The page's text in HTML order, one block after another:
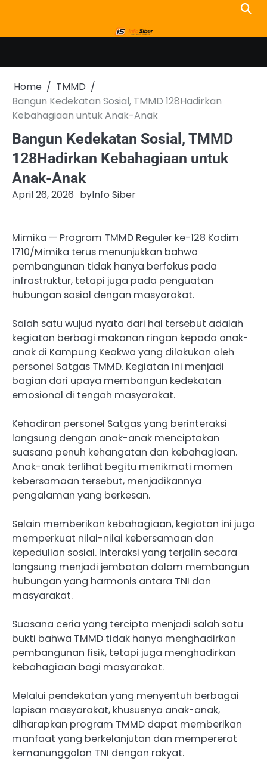
content
Home
TMMD
Bangun Kedekatan Sosial, TMMD 128Hadirkan
Kebahagiaan untuk Anak-Anak
Bangun Kedekatan Sosial, TMMD
128Hadirkan Kebahagiaan untuk
Anak-Anak
April 26, 2026 byInfo Siber
Mimika — Program TMMD Reguler ke-128 Kodim
1710/Mimika terus menunjukkan bahwa
pembangunan tidak hanya berfokus pada
infrastruktur, tetapi juga pada penguatan
hubungan sosial dengan masyarakat.
Salah satu wujud nyata dari hal tersebut adalah
kegiatan berbagi makanan ringan kepada anak-
anak di Kampung Keakwa yang dilakukan oleh
personel Satgas TMMD. Kegiatan ini menjadi
bagian dari upaya membangun kedekatan
emosional di tengah masyarakat.
Kehadiran personel Satgas yang berinteraksi
langsung dengan anak-anak menciptakan
suasana penuh kehangatan dan kebahagiaan.
Anak-anak terlihat begitu menikmati momen
kebersamaan tersebut, menjadikannya
pengalaman yang berkesan.
Selain memberikan kebahagiaan, kegiatan ini juga
memperkuat nilai-nilai kebersamaan dan
kepedulian sosial. Interaksi yang terjalin secara
langsung menjadi jembatan dalam membangun
hubungan yang harmonis antara TNI dan
masyarakat.
Suasana ceria yang tercipta menjadi salah satu
bukti bahwa TMMD tidak hanya menghadirkan
pembangunan fisik, tetapi juga menghadirkan
kebahagiaan bagi masyarakat.
Melalui pendekatan yang menyentuh berbagai
lapisan masyarakat, khususnya anak-anak,
diharapkan program TMMD dapat memberikan
manfaat yang berkelanjutan dan mempererat
kemanunggalan TNI dengan rakyat.